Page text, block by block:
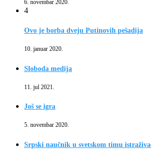
6. novembar 2020.
4
Ovo je borba dveju Putinovih pešadija
10. januar 2020.
Sloboda medija
11. jul 2021.
Još se igra
5. novembar 2020.
Srpski naučnik u svetskom timu